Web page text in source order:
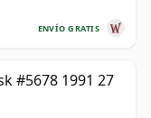
ENVÍO GRATIS
#5678 1991 27